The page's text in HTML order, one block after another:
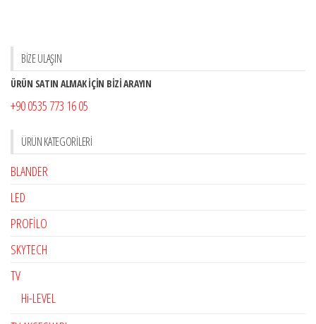
BİZE ULAŞIN
ÜRÜN SATIN ALMAK İÇİN BİZİ ARAYIN
+90 0535 773 16 05
ÜRÜN KATEGORILERI
BLANDER
LED
PROFİLO
SKYTECH
TV
Hi-LEVEL